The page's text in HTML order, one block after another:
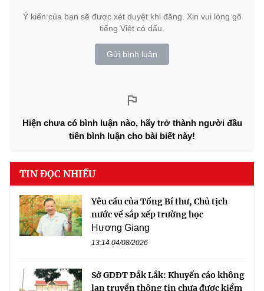
Ý kiến của bạn sẽ được xét duyệt khi đăng. Xin vui lòng gõ
tiếng Việt có dấu.
Gửi bình luận
Hiện chưa có bình luận nào, hãy trở thành người đầu
tiên bình luận cho bài biết này!
TIN ĐỌC NHIỀU
Yêu cầu của Tổng Bí thư, Chủ tịch
nước về sắp xếp trường học
Hương Giang
13:14 04/08/2026
Sở GDĐT Đắk Lắk: Khuyến cáo không
lan truyền thông tin chưa được kiểm